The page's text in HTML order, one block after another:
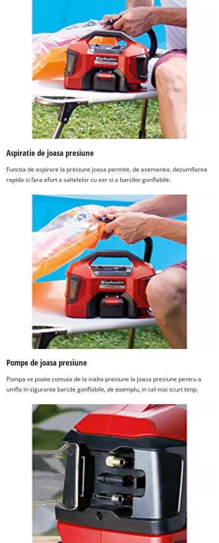
Aspiratie de joasa presiune
Functia de aspirare la presiune joasa permite, de asemenea, dezumflarea
rapida si fara efort a saltelelor cu aer si a barcilor gonflabile.
Pompe de joasa presiune
Pompa se poate comuta de la inalta presiune la joasa presiune pentru a
umfla in siguranta barcile gonflabile, de exemplu, in cel mai scurt timp.